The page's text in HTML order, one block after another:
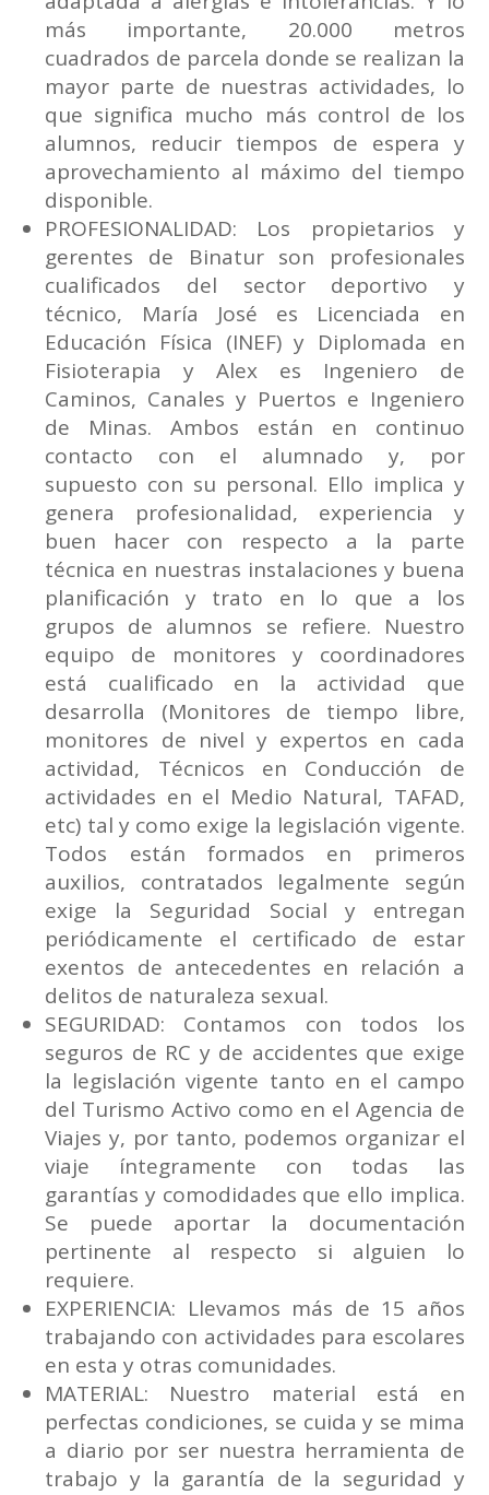
más importante, 20.000 metros
cuadrados de parcela donde se realizan la
mayor parte de nuestras actividades, lo
que significa mucho más control de los
alumnos, reducir tiempos de espera y
aprovechamiento al máximo del tiempo
disponible.
PROFESIONALIDAD: Los propietarios y
gerentes de Binatur son profesionales
cualificados del sector deportivo y
técnico, María José es Licenciada en
Educación Física (INEF) y Diplomada en
Fisioterapia y Alex es Ingeniero de
Caminos, Canales y Puertos e Ingeniero
de Minas. Ambos están en continuo
contacto con el alumnado y, por
supuesto con su personal. Ello implica y
genera profesionalidad, experiencia y
buen hacer con respecto a la parte
técnica en nuestras instalaciones y buena
planificación y trato en lo que a los
grupos de alumnos se refiere. Nuestro
equipo de monitores y coordinadores
está cualificado en la actividad que
desarrolla (Monitores de tiempo libre,
monitores de nivel y expertos en cada
actividad, Técnicos en Conducción de
actividades en el Medio Natural, TAFAD,
etc) tal y como exige la legislación vigente.
Todos están formados en primeros
auxilios, contratados legalmente según
exige la Seguridad Social y entregan
periódicamente el certificado de estar
exentos de antecedentes en relación a
delitos de naturaleza sexual.
SEGURIDAD: Contamos con todos los
seguros de RC y de accidentes que exige
la legislación vigente tanto en el campo
del Turismo Activo como en el Agencia de
Viajes y, por tanto, podemos organizar el
viaje íntegramente con todas las
garantías y comodidades que ello implica.
Se puede aportar la documentación
pertinente al respecto si alguien lo
requiere.
EXPERIENCIA: Llevamos más de 15 años
trabajando con actividades para escolares
en esta y otras comunidades.
MATERIAL: Nuestro material está en
perfectas condiciones, se cuida y se mima
a diario por ser nuestra herramienta de
trabajo y la garantía de la seguridad y